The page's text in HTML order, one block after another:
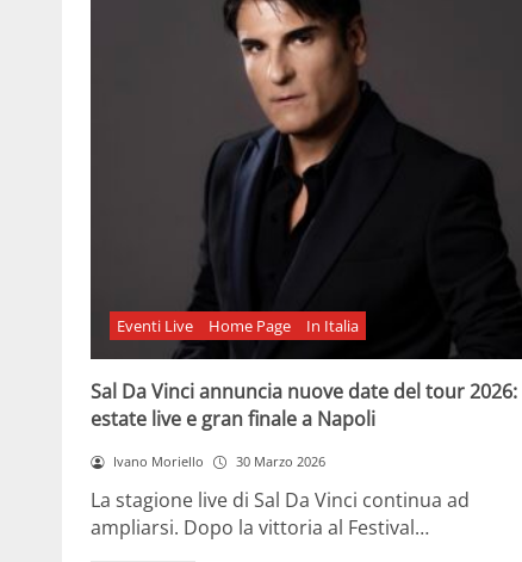
Eventi Live Home Page In Italia
Sal Da Vinci annuncia nuove date del tour 2026:
estate live e gran finale a Napoli
Ivano Moriello 30 Marzo 2026
La stagione live di Sal Da Vinci continua ad
ampliarsi. Dopo la vittoria al Festival…